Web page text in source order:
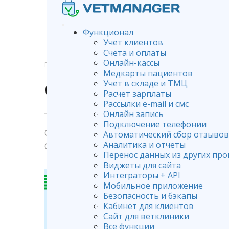
Функционал
Учет клиентов
Счета и оплаты
Онлайн-кассы
Медкарты пациентов
Учет в складе и ТМЦ
Расчет зарплаты
Рассылки e-mail и смс
Онлайн запись
Подключение телефонии
Автоматический сбор отзывов
Аналитика и отчеты
Перенос данных из других
Виджеты для сайта
Интеграторы + API
Мобильное приложение
Безопасность и бэкапы
Кабинет для клиентов
Сайт для ветклиники
Все функции
ГЛАВНАЯ СЕРТИФИКАТЫ
Сертификат №1
От Владимир Романичев.
Опубликован 11.05.2021.